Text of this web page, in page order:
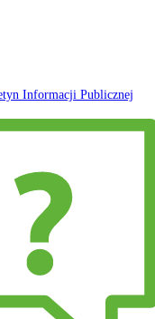
Informacji Publicznej